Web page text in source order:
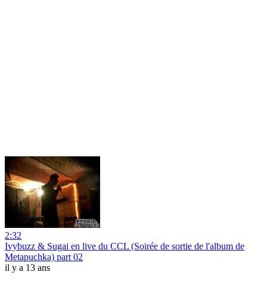
2:32
Ivybuzz & Sugai en live du CCL (Soirée de sortie de l'album de
Metapuchka) part 02
il y a 13 ans